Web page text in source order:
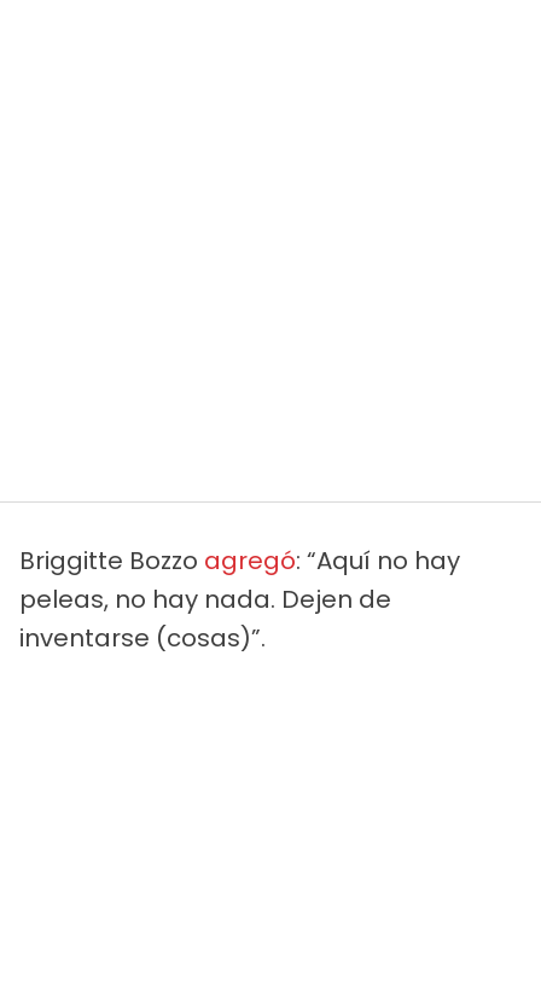
Briggitte Bozzo agregó: “Aquí no hay
peleas, no hay nada. Dejen de
inventarse (cosas)”.